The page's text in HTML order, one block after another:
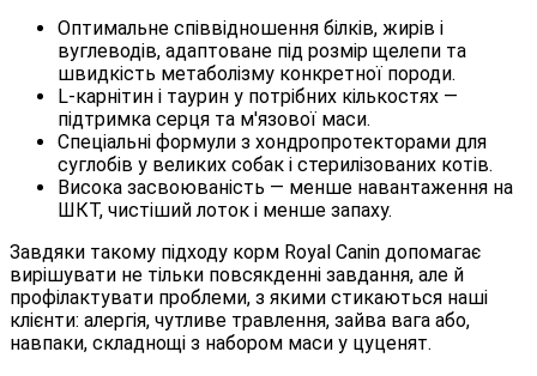
Оптимальне співвідношення білків, жирів і
вуглеводів, адаптоване під розмір щелепи та
швидкість метаболізму конкретної породи.
L-карнітин і таурин у потрібних кількостях —
підтримка серця та м'язової маси.
Спеціальні формули з хондропротекторами для
суглобів у великих собак і стерилізованих котів.
Висока засвоюваність — менше навантаження на
ШКТ, чистіший лоток і менше запаху.
Завдяки такому підходу корм Royal Canin допомагає
вирішувати не тільки повсякденні завдання, але й
профілактувати проблеми, з якими стикаються наші
клієнти: алергія, чутливе травлення, зайва вага або,
навпаки, складнощі з набором маси у цуценят.